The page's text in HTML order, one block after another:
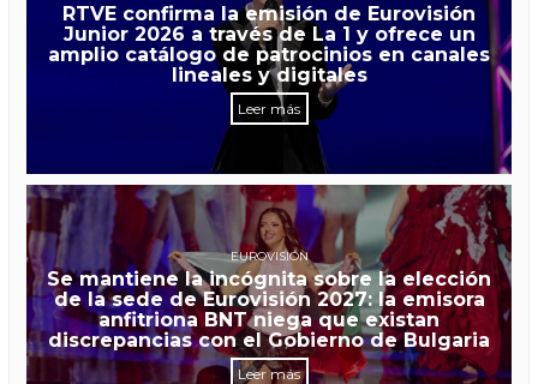
RTVE confirma la emisión de Eurovisión
Junior 2026 a través de La 1 y ofrece un
amplio catálogo de patrocinios en canales
lineales y digitales
Leer más
EUROVISIÓN
Se mantiene la incógnita sobre la elección
de la sede de Eurovisión 2027: la emisora
anfitriona BNT niega que existan
discrepancias con el Gobierno de Bulgaria
Leer más